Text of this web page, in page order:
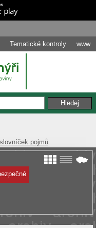
Tematické kontroly www
pojmů